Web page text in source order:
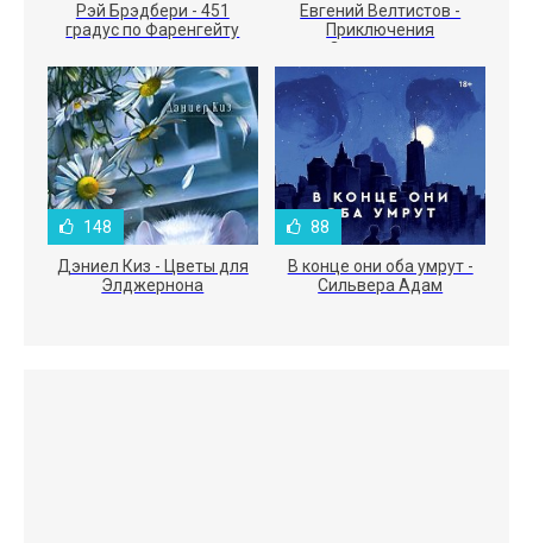
Рэй Брэдбери - 451
градус по Фаренгейту
Евгений Велтистов -
Приключения
Электроника
148
Дэниел Киз - Цветы для
Элджернона
88
В конце они оба умрут -
Сильвера Адам